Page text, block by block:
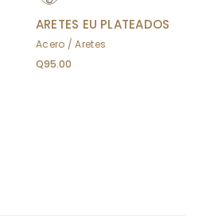
ARETES EU PLATEADOS
Acero
Aretes
Q95.00